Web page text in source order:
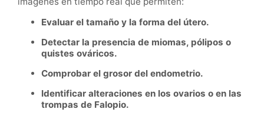
Evaluar el tamaño y la forma del útero.
Detectar la presencia de miomas, pólipos o
quistes ováricos.
Comprobar el grosor del endometrio.
Identificar alteraciones en los ovarios o en las
trompas de Falopio.